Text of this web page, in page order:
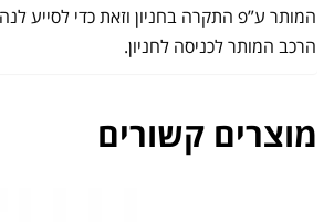
המותר ע”פ התקרה בחניון וזאת כדי לסייע
הרכב המותר לכניסה לחניון.
מוצרים קשורים